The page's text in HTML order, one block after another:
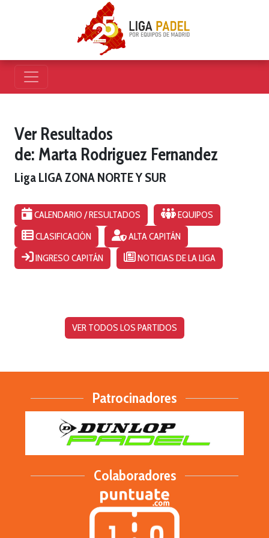
Ver Resultados
de: Marta Rodriguez Fernandez
Liga LIGA ZONA NORTE Y SUR
CALENDARIO / RESULTADOS
EQUIPOS
CLASIFICACIÓN
ALTA CAPITÁN
INGRESO CAPITÁN
NOTICIAS DE LA LIGA
VER TODOS LOS PARTIDOS
Patrocinadores
Colaboradores